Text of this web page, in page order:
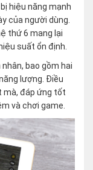
hiệu năng mạnh
của người dùng.
thứ 6 mang lại
suất ổn định.
bao gồm hai
lượng. Điều
mà, đáp ứng tốt
và chơi game.